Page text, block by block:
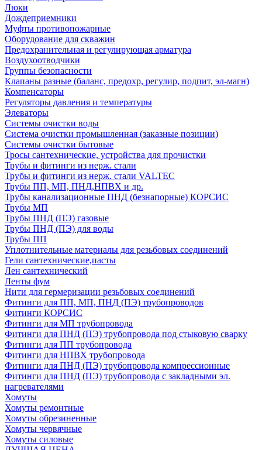
Люки
Дождеприемники
Муфты противопожарные
Оборудование для скважин
Предохранительная и регулирующая арматура
Воздухоотводчики
Группы безопасности
Клапаны разные (баланс, предохр, регулир, подпит, эл-магн)
Компенсаторы
Регуляторы давления и температуры
Элеваторы
Системы очистки воды
Система очистки промышленная (заказные позиции)
Системы очистки бытовые
Тросы сантехнические, устройства для прочистки
Трубы и фитинги из нерж. стали
Трубы и фитинги из нерж. стали VALTEC
Трубы ПП, МП, ПНД,НПВХ и др.
Трубы канализационные ПНД (безнапорные) КОРСИС
Трубы МП
Трубы ПНД (ПЭ) газовые
Трубы ПНД (ПЭ) для воды
Трубы ПП
Уплотнительные материалы для резьбовых соединений
Гели сантехнические,пасты
Лен сантехнический
Ленты фум
Нити для гермеризации резьбовых соединений
Фитинги для ПП, МП, ПНД (ПЭ) трубопроводов
Фитинги КОРСИС
Фитинги для МП трубопровода
Фитинги для ПНД (ПЭ) трубопровода под стыковую сварку
Фитинги для ПП трубопровода
Фитинги для НПВХ трубопровода
Фитинги для ПНД (ПЭ) трубопровода компрессионные
Фитинги для ПНД (ПЭ) трубопровода с закладными эл.
нагревателями
Хомуты
Хомуты ремонтные
Хомуты обрезиненные
Хомуты червячные
Хомуты силовые